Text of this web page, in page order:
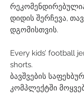
დიდის შერჩევა,
დგომისთვის.
Every kids’ football
shorts.
ბავშვების
კომპლექტში